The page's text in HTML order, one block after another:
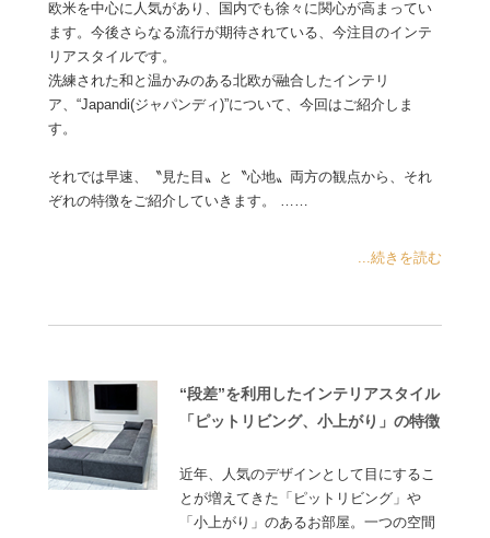
欧米を中心に人気があり、国内でも徐々に関心が高まってい
ます。今後さらなる流行が期待されている、今注目のインテ
リアスタイルです。
洗練された和と温かみのある北欧が融合したインテリ
ア、“Japandi(ジャパンディ)”について、今回はご紹介しま
す。
それでは早速、〝見た目〟と〝心地〟両方の観点から、それ
ぞれの特徴をご紹介していきます。 ……
...続きを読む
“段差”を利用したインテリアスタイル
「ピットリビング、小上がり」の特徴
近年、人気のデザインとして目にするこ
とが増えてきた「ピットリビング」や
「小上がり」のあるお部屋。一つの空間